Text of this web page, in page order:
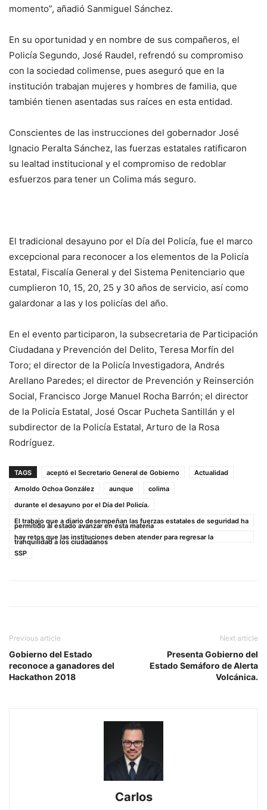
momento”, añadió Sanmiguel Sánchez.
En su oportunidad y en nombre de sus compañeros, el
Policía Segundo, José Raudel, refrendó su compromiso
con la sociedad colimense, pues aseguró que en la
institución trabajan mujeres y hombres de familia, que
también tienen asentadas sus raíces en esta entidad.
Conscientes de las instrucciones del gobernador José
Ignacio Peralta Sánchez, las fuerzas estatales ratificaron
su lealtad institucional y el compromiso de redoblar
esfuerzos para tener un Colima más seguro.
El tradicional desayuno por el Día del Policía, fue el marco
excepcional para reconocer a los elementos de la Policía
Estatal, Fiscalía General y del Sistema Penitenciario que
cumplieron 10, 15, 20, 25 y 30 años de servicio, así como
galardonar a las y los policías del año.
En el evento participaron, la subsecretaria de Participación
Ciudadana y Prevención del Delito, Teresa Morfín del
Toro; el director de la Policía Investigadora, Andrés
Arellano Paredes; el director de Prevención y Reinserción
Social, Francisco Jorge Manuel Rocha Barrón; el director
de la Policía Estatal, José Oscar Pucheta Santillán y el
subdirector de la Policía Estatal, Arturo de la Rosa
Rodríguez.
TAGS aceptó el Secretario General de Gobierno
Actualidad
Arnoldo Ochoa González
aunque
colima
durante el desayuno por el Día del Policía.
El trabajo que a diario desempeñan las fuerzas estatales de seguridad ha
permitido al estado avanzar en esta materia
hay retos que las instituciones deben atender para regresar la
tranquilidad a los ciudadanos
SSP
Previous article
Gobierno del Estado
reconoce a ganadores del
Hackathon 2018
Next article
Presenta Gobierno del
Estado Semáforo de Alerta
Volcánica.
Carlos